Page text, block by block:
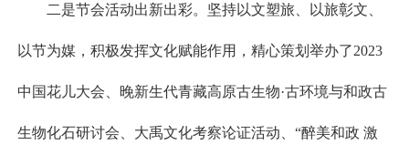
二是节会活动出新出彩。坚持以文塑旅、以旅彰文、
以节为媒，积极发挥文化赋能作用，精心策划举办了2023
中国花儿大会、晚新生代青藏高原古生物·古环境与和政古
生物化石研讨会、大禹文化考察论证活动、“醉美和政 激